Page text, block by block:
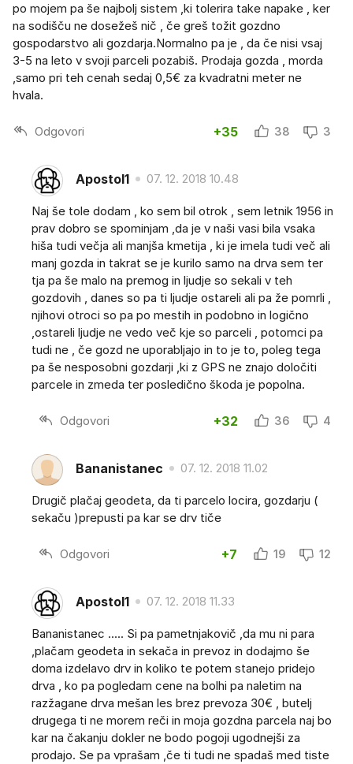
po mojem pa še najbolj sistem ,ki tolerira take napake , ker
na sodišču ne dosežeš nič , če greš tožit gozdno
gospodarstvo ali gozdarja.Normalno pa je , da če nisi vsaj
3-5 na leto v svoji parceli pozabiš. Prodaja gozda , morda
,samo pri teh cenah sedaj 0,5€ za kvadratni meter ne
hvala.
Odgovori +35 38 3
Apostol1 07. 12. 2018 10.48
Naj še tole dodam , ko sem bil otrok , sem letnik 1956 in
prav dobro se spominjam ,da je v naši vasi bila vsaka
hiša tudi večja ali manjša kmetija , ki je imela tudi več ali
manj gozda in takrat se je kurilo samo na drva sem ter
tja pa še malo na premog in ljudje so sekali v teh
gozdovih , danes so pa ti ljudje ostareli ali pa že pomrli ,
njihovi otroci so pa po mestih in podobno in logično
,ostareli ljudje ne vedo več kje so parceli , potomci pa
tudi ne , če gozd ne uporabljajo in to je to, poleg tega
pa še nesposobni gozdarji ,ki z GPS ne znajo določiti
parcele in zmeda ter posledično škoda je popolna.
Odgovori +32 36 4
Bananistanec 07. 12. 2018 11.02
Drugič plačaj geodeta, da ti parcelo locira, gozdarju (
sekaču )prepusti pa kar se drv tiče
Odgovori +7 19 12
Apostol1 07. 12. 2018 11.33
Bananistanec ..... Si pa pametnjakovič ,da mu ni para
,plačam geodeta in sekača in prevoz in dodajmo še
doma izdelavo drv in koliko te potem stanejo pridejo
drva , ko pa pogledam cene na bolhi pa naletim na
razžagane drva mešan les brez prevoza 30€ , butelj
drugega ti ne morem reči in moja gozdna parcela naj bo
kar na čakanju dokler ne bodo pogoji ugodnejši za
prodajo. Se pa vprašam ,če ti tudi ne spadaš med tiste